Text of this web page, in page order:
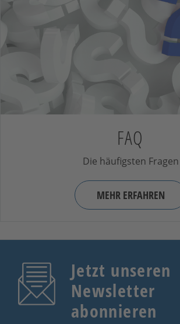
FAQ
Die häufigsten Fragen
MEHR ERFAHREN
Jetzt unseren
Newsletter
abonnieren